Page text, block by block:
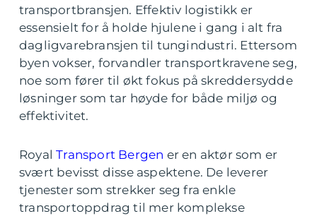
transportbransjen. Effektiv logistikk er
essensielt for å holde hjulene i gang i alt fra
dagligvarebransjen til tungindustri. Ettersom
byen vokser, forvandler transportkravene seg,
noe som fører til økt fokus på skreddersydde
løsninger som tar høyde for både miljø og
effektivitet.
RoyalTransport Bergen er en aktør som er
svært bevisst disse aspektene. De leverer
tjenester som strekker seg fra enkle
transportoppdrag til mer komplekse